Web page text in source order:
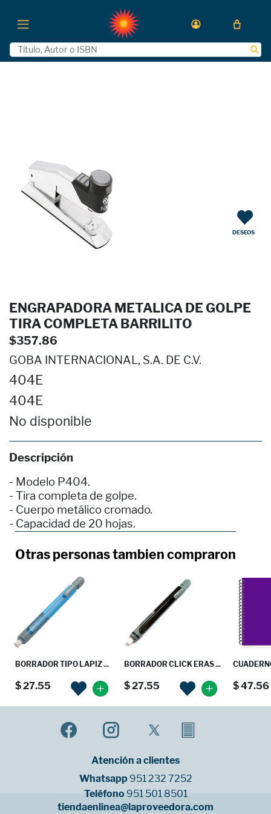
ENGRAPADORA METALICA DE GOLPE
TIRA COMPLETA BARRILITO
$357.86
GOBA INTERNACIONAL, S.A. DE C.V.
404E
404E
No disponible
Descripción
DESEOS
- Modelo P404.
- Tira completa de golpe.
- Cuerpo metálico cromado.
- Capacidad de 20 hojas.
Otras personas tambien compraron
BORRADOR TIPO LAPIZ ...
$ 27.55
BORRADOR CLICK ERAS ...
$ 27.55 $ 47.56
Atención a clientes
Whatsapp 951 232 7252
Teléfono 951 501 8501
tiendaenlinea@laproveedora.com